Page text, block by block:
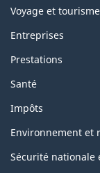
Voyage et tourisme
Entreprises
Prestations
Santé
Impôts
Environnement et
Sécurité nationale